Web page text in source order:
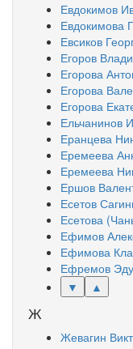
Евдокимов
Евдокимова
Евсиков
Егоров
Егорова
Егорова
Егорова
Ельчанинов
Еранцева
Еремеева
Еремеева
Ершов
Есетов
Есетова
Ефимов
Ефимова
Ефремов
▼
▲
Ж
Жевагин